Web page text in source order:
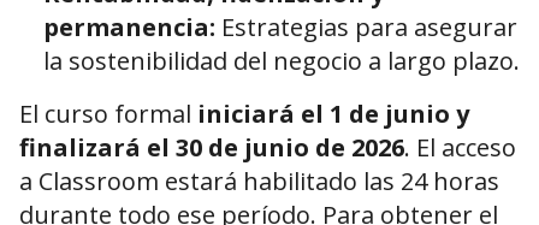
permanencia: Estrategias para asegurar
la sostenibilidad del negocio a largo plazo.
El curso formal iniciará el 1 de junio y
finalizará el 30 de junio de 2026. El acceso
a Classroom estará habilitado las 24 horas
durante todo ese período. Para obtener el